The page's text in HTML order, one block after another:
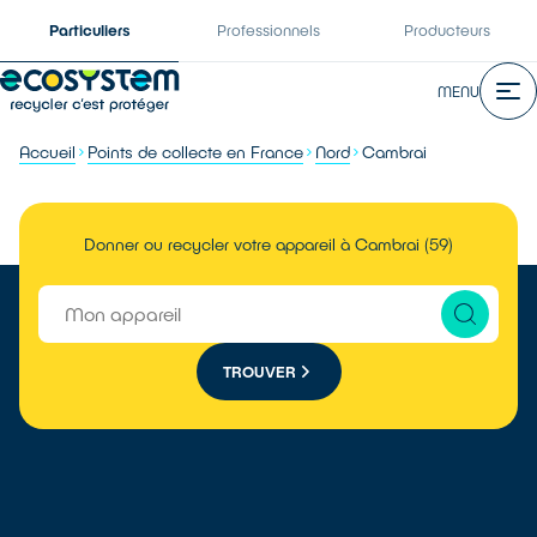
Particuliers Professionnels Producteurs
MENU
Accueil Points de collecte en France Nord Cambrai
Donner ou recycler votre appareil à Cambrai (59)
TROUVER